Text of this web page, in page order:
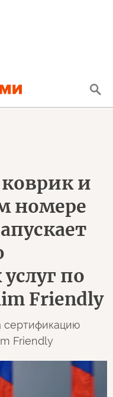
и
номере
по
Friendly
сертификацию
Friendly